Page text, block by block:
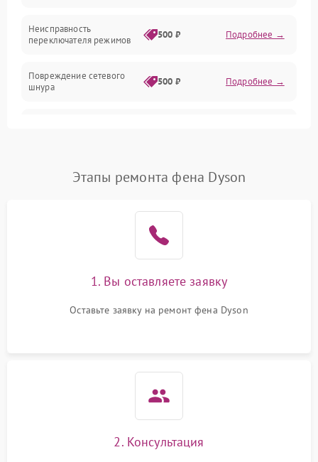
Неисправность
переключателя режимов
500 ₽ Подробнее →
Повреждение сетевого
шнура
500 ₽ Подробнее →
Неисправность системы
охлаждения
1000 ₽ Подробнее →
индикатора работы
Поломка системы
1500 ₽ Подробнее →
Этапы ремонта фена Dyson
1. Вы оставляете заявку
Оставьте заявку на ремонт фена Dyson
2. Консультация